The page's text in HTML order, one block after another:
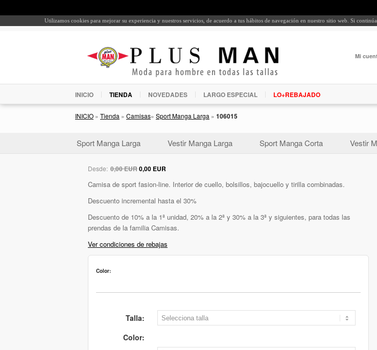
Utilizamos cookies para mejorar su experiencia y nuestros servicios, de acuerdo a tus hábitos de navegación en nuestro sitio web. Si
Mi
INICIO TIENDA NOVEDADES LARGO ESPECIAL LO+REBAJADO
INICIO » Tienda » Camisas» Sport Manga Larga » 106015
Sport Manga Larga Vestir Manga Larga Sport Manga Corta Vestir
Desde: 0,00 EUR0,00 EUR
Camisa de sport fasion-line. Interior de cuello, bolsillos, bajocuello y tirilla combinadas.
Descuento incremental hasta el 30%
Descuento de 10% a la 1ª unidad, 20% a la 2ª y 30% a la 3ª y siguientes, para todas las
prendas de la familia Camisas.
Ver condiciones de rebajas
Color:
Talla:
Color: